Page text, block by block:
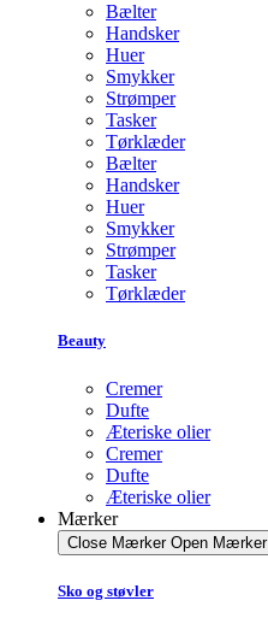
Bælter
Handsker
Huer
Smykker
Strømper
Tasker
Tørklæder
Bælter
Handsker
Huer
Smykker
Strømper
Tasker
Tørklæder
Beauty
Cremer
Dufte
Æteriske olier
Cremer
Dufte
Æteriske olier
Mærker
Close Mærker Open Mærker
Sko og støvler